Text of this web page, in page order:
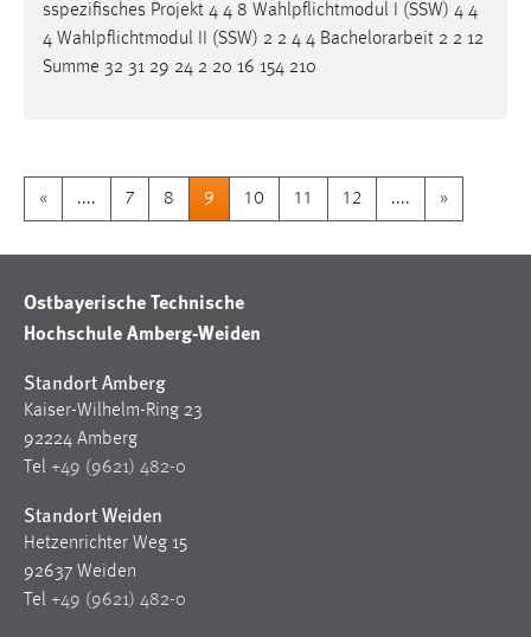
sspezifisches Projekt 4 4 8 Wahlpflichtmodul I (SSW) 4 4
4 Wahlpflichtmodul II (SSW) 2 2 4 4 Bachelorarbeit 2 2 12
Summe 32 31 29 24 2 20 16 154 210
« .... 7 8 9 10 11 12 .... »
Ostbayerische Technische
Hochschule Amberg-Weiden
Standort Amberg
Kaiser-Wilhelm-Ring 23
92224 Amberg
Tel +49 (9621) 482-0
Standort Weiden
Hetzenrichter Weg 15
92637 Weiden
Tel +49 (9621) 482-0